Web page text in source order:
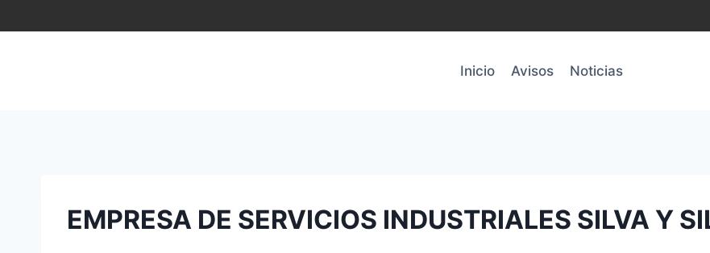
al
Inicio
Avisos Noticias
EMPRESA DE SERVICIOS INDUSTRIALES SILVA Y